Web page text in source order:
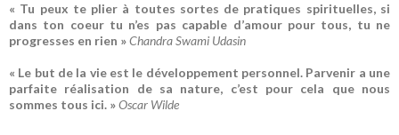
« Tu peux te plier à toutes sortes de pratiques spirituelles, si
dans ton coeur tu n’es pas capable d’amour pour tous, tu ne
progresses en rien »Chandra Swami Udasin
« Le but de la vie est le développement personnel. Parvenir a une
parfaite réalisation de sa nature, c’est pour cela que nous
sommes tous ici. »Oscar Wilde